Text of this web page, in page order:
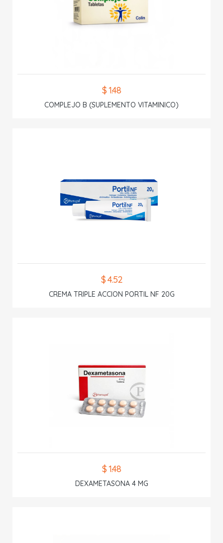
$ 1.48
COMPLEJO B (SUPLEMENTO VITAMINICO)
$ 4.52
CREMA TRIPLE ACCION PORTIL NF 20G
$ 1.48
DEXAMETASONA 4 MG